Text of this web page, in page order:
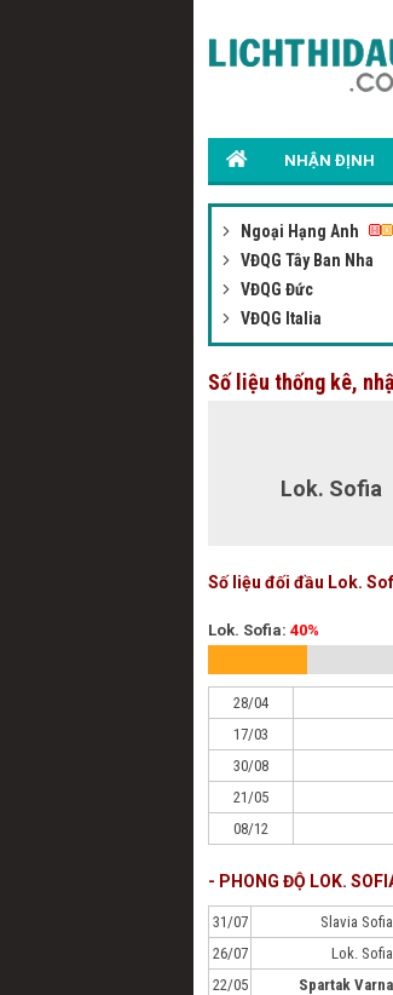
NHẬN ĐỊNH
Ngoại Hạng Anh
VĐQG Tây Ban Nha
VĐQG Đức
VĐQG Italia
Số liệu thống kê,
Lok. Sofia
Số liệu đối đầu Lok.
Lok. Sofia: 40%
28/04
17/03
30/08
21/05
08/12
- PHONG ĐỘ LOK.
31/07 Slavia Sofia
26/07
Lok. Sofia
22/05
Spartak Varna